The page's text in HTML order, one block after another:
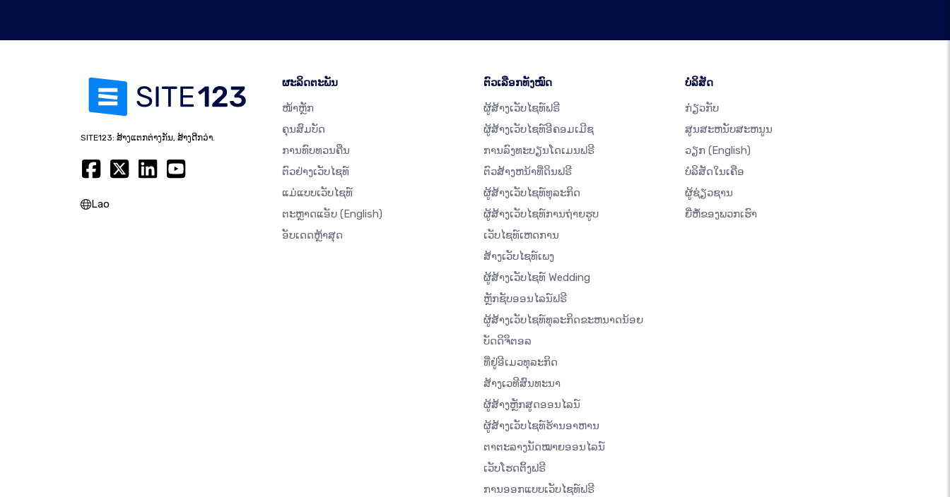
SITE123: ສ້າງແຕກຕ່າງກັນ, ສ້າງດີກວ່າ.
Lao
ຜະລິດຕະພັນ
ໜ້າຫຼັກ
ຄຸນສົມບັດ
ການທົບທວນຄືນ
ຕົວຢ່າງເວັບໄຊທ໌
ແມ່ແບບເວັບໄຊທ໌
ຕະຫຼາດແອັບ (English)
ອັບເດດຫຼ້າສຸດ
ຕົວເລືອກທັງໝົດ
ຜູ້ສ້າງເວັບໄຊທ໌ຟຣີ
ຜູ້ສ້າງເວັບໄຊທ໌ອີຄອມເມີຊ
ການລົງທະບຽນໂດເມນຟຣີ
ຕົວສ້າງຫນ້າທີ່ດິນຟຣີ
ຜູ້ສ້າງເວັບໄຊທ໌ທຸລະກິດ
ຜູ້ສ້າງເວັບໄຊທ໌ການຖ່າຍຮູບ
ເວັບໄຊທ໌ເຫດການ
ສ້າງເວັບໄຊທ໌ເພງ
ຜູ້ສ້າງເວັບໄຊທ໌ Wedding
ຫຼັກຊັບອອນໄລນ໌ຟຣີ
ຜູ້ສ້າງເວັບໄຊທ໌ທຸລະກິດຂະຫນາດນ້ອຍ
ບັດດິຈິຕອລ
ທີ່ຢູ່ອີເມວທຸລະກິດ
ສ້າງເວທີສົນທະນາ
ຜູ້ສ້າງຫຼັກສູດອອນໄລນ໌
ຜູ້ສ້າງເວັບໄຊທ໌ຮ້ານອາຫານ
ຕາຕະລາງນັດໝາຍອອນໄລນ໌
ເວັບໂຮດຕິ້ງຟຣີ
ການອອກແບບເວັບໄຊທ໌ຟຣີ
ບໍລິສັດ
ກ່ຽວກັບ
ສູນສະຫນັບສະຫນູນ
ວຽກ (English)
ບໍລິສັດໃນເຄືອ
ຜູ້ຊ່ຽວຊານ
ຍີ່ຫໍ້ຂອງພວກເຮົາ